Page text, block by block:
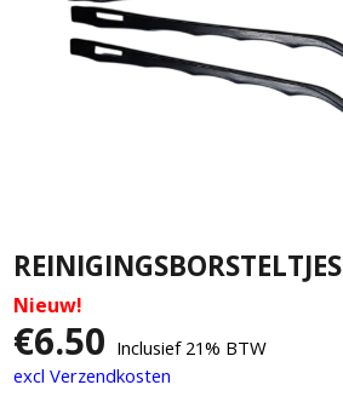
REINIGINGSBORSTELTJES
Nieuw!
€6.50 Inclusief 21% BTW
excl Verzendkosten